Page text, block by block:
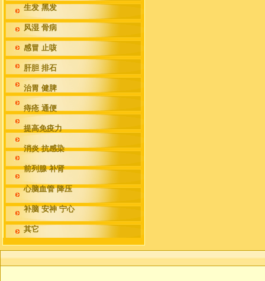
生发 黑发
风湿 骨病
感冒 止咳
肝胆 排石
治胃 健脾
痔疮 通便
提高免疫力
消炎 抗感染
前列腺 补肾
心脑血管 降压
补脑 安神 宁心
其它